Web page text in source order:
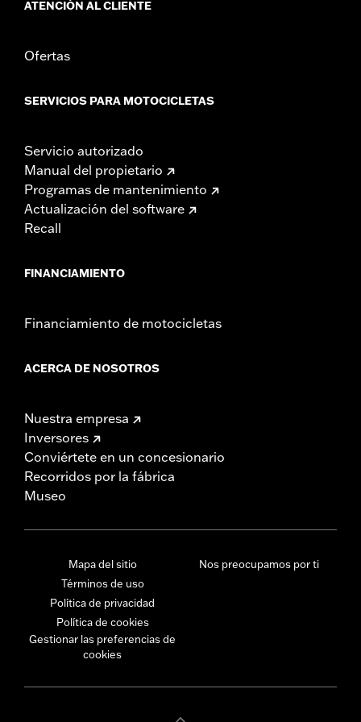
ATENCIÓN AL CLIENTE
Ofertas
SERVICIOS PARA MOTOCICLETAS
Servicio autorizado
Manual del propietario
Programas de mantenimiento
Actualización del software
Recall
FINANCIAMIENTO
Financiamiento de motocicletas
ACERCA DE NOSOTROS
Nuestra empresa
Inversores
Conviértete en un concesionario
Recorridos por la fábrica
Museo
Mapa del sitio
Términos de uso
Política de privacidad
Política de cookies
Gestionar las preferencias de
cookies
Nos preocupamos por ti